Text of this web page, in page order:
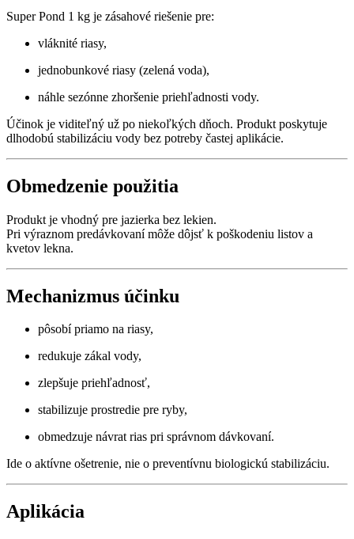
Super Pond 1 kg je zásahové riešenie pre:
vláknité riasy,
jednobunkové riasy (zelená voda),
náhle sezónne zhoršenie priehľadnosti vody.
Účinok je viditeľný už po niekoľkých dňoch. Produkt poskytuje
dlhodobú stabilizáciu vody bez potreby častej aplikácie.
Obmedzenie použitia
Produkt je vhodný pre jazierka bez lekien.
Pri výraznom predávkovaní môže dôjsť k poškodeniu listov a
kvetov lekna.
Mechanizmus účinku
pôsobí priamo na riasy,
redukuje zákal vody,
zlepšuje priehľadnosť,
stabilizuje prostredie pre ryby,
obmedzuje návrat rias pri správnom dávkovaní.
Ide o aktívne ošetrenie, nie o preventívnu biologickú stabilizáciu.
Aplikácia